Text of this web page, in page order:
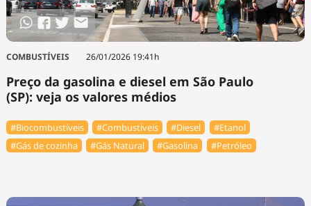
COMBUSTÍVEIS 26/01/2026 19:41h
Preço da gasolina e diesel em São Paulo
(SP): veja os valores médios
#Biocombustíveis #Combustíveis #Diesel
#Etanol
#Gás de cozinha
#Gás Natural #Gasolina #Petróleo